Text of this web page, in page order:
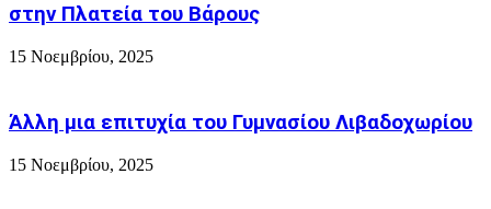
στην Πλατεία του Βάρους
15 Νοεμβρίου, 2025
Άλλη μια επιτυχία του Γυμνασίου Λιβαδοχωρίου
15 Νοεμβρίου, 2025